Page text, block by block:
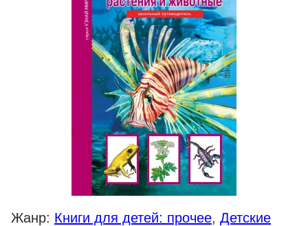
Жанр: Книги для детей: прочее, Детские